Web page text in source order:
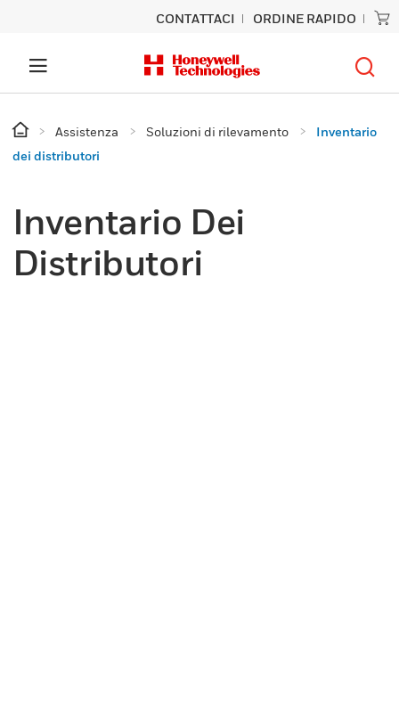
CONTATTACI ORDINE RAPIDO
Assistenza Soluzioni di rilevamento
Inventario
dei distributori
Inventario Dei
Distributori